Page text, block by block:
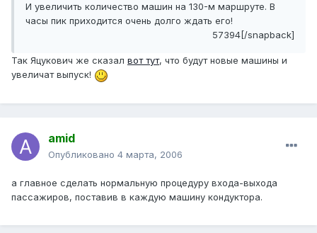
И увеличить количество машин на 130-м маршруте. В
часы пик приходится очень долго ждать его!
57394[/snapback]
Так Яцукович же сказал вот тут, что будут новые машины и
увеличат выпуск!
amid
Опубликовано 4 марта, 2006
а главное сделать нормальную процедуру входа-выхода
пассажиров, поставив в каждую машину кондуктора.